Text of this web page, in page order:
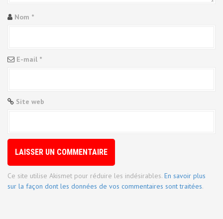
l
a
t
c
l
e
Nom *
E-mail *
Site web
Ce site utilise Akismet pour réduire les indésirables. En savoir plus
sur la façon dont les données de vos commentaires sont traitées.